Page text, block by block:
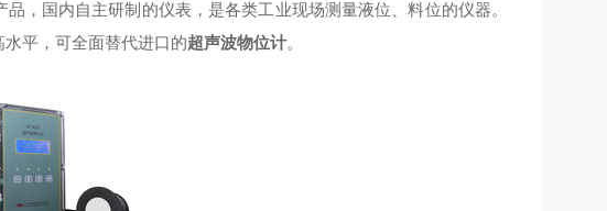
，国内自主研制的仪表，是各类工业现场测量液位、料位的仪器。
平，可全面替代进口的超声波物位计。